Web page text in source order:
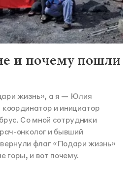
и почему пошли
жизнь», а я — Юлия
и инициатор
Со мной сотрудники
онколог и бывший
флаг «Подари жизнь»
горы, и вот почему.